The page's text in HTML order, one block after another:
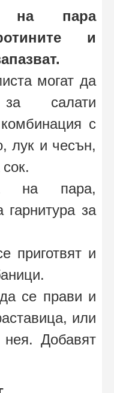
на пара
и
могат да
салати
с
лук и чесън,
на пара,
гарнитура за
приготвят и
се прави и
или
Добавят